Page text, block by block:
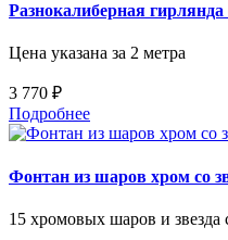
Разнокалиберная
Цена указана за 2 метра
3 770 ₽
Подробнее
Фонтан из шаров хром со
15 хромовых шаров и звезда